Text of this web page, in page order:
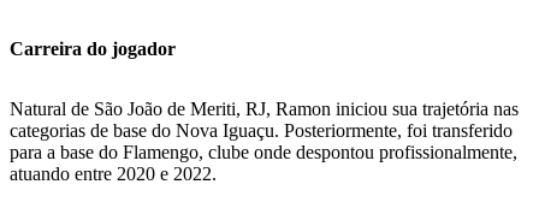
Carreira do jogador
Natural de São João de Meriti, RJ, Ramon iniciou sua trajetória nas
categorias de base do Nova Iguaçu. Posteriormente, foi transferido
para a base do Flamengo, clube onde despontou profissionalmente,
atuando entre 2020 e 2022.